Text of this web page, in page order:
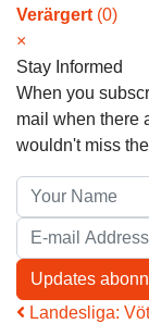
Verärgert(0)
×
Stay Informed
When you
mail when there
wouldn't miss
Your Name
E-mail Address
Updates
Landesliga: